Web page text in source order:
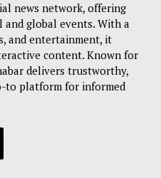
news network, offering
global events. With a
and entertainment, it
content. Known for
delivers trustworthy,
to platform for informed